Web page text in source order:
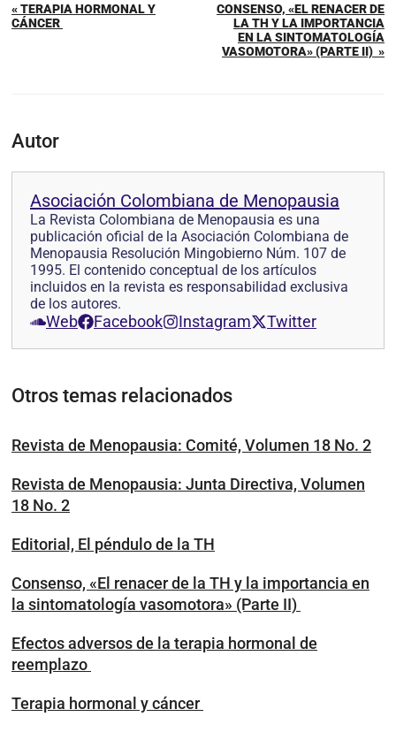
« TERAPIA HORMONAL Y
CÁNCER
CONSENSO, «EL RENACER DE
LA TH Y LA IMPORTANCIA
EN LA SINTOMATOLOGÍA
VASOMOTORA» (PARTE II) »
Autor
Asociación Colombiana de Menopausia
La Revista Colombiana de Menopausia es una
publicación oficial de la Asociación Colombiana de
Menopausia Resolución Mingobierno Núm. 107 de
1995. El contenido conceptual de los artículos
incluidos en la revista es responsabilidad exclusiva
de los autores.
Web Facebook Instagram Twitter
Otros temas relacionados
Revista de Menopausia: Comité, Volumen 18 No. 2
Revista de Menopausia: Junta Directiva, Volumen
18 No. 2
Editorial, El péndulo de la TH
Consenso, «El renacer de la TH y la importancia en
la sintomatología vasomotora» (Parte II)
Efectos adversos de la terapia hormonal de
reemplazo
Terapia hormonal y cáncer